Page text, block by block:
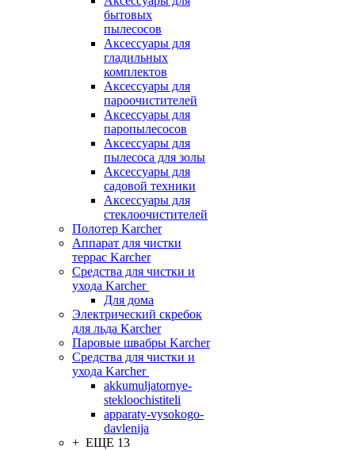
бытовых
пылесосов
Аксессуары для
гладильных
комплектов
Аксессуары для
пароочистителей
Аксессуары для
паропылесосов
Аксессуары для
пылесоса для золы
Аксессуары для
садовой техники
Аксессуары для
стеклоочистителей
Полотер Karcher
Аппарат для чистки
террас Karcher
Средства для чистки и
ухода Karcher
Для дома
Электрический скребок
для льда Karcher
Паровые швабры Karcher
Средства для чистки и
ухода Karcher
akkumuljatornye-
stekloochistiteli
apparaty-vysokogo-
davlenija
+ ЕЩЕ 13